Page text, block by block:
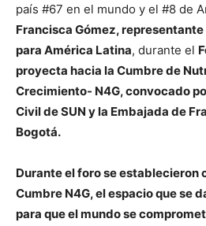
país #67 en el mundo y el #8 de
Francisca Gómez,
para América Latina, durante el
proyecta hacia la Cumbre de
Crecimiento- N4G, convocado
Civil de SUN y la Embajada de
Bogotá.
Durante el foro se establecieron
Cumbre N4G, el espacio que se
para que el mundo se